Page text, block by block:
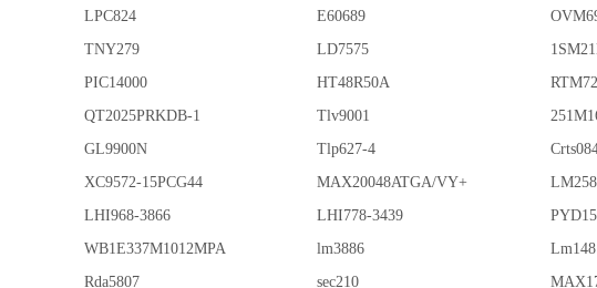
LPC824 E60689
TNY279 LD7575
PIC14000 HT48R50A
QT2025PRKDB-1 Tlv9001
GL9900N Tlp627-4
XC9572-15PCG44 MAX20048ATGA/VY+
LM258
LHI968-3866 LHI778-3439
WB1E337M1012MPA lm3886
Lm148
Rda5807 sec210